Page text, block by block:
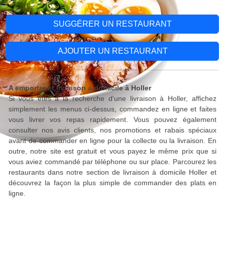
SUGGÉRER UN RESTAURANT
AJOUTER UN RESTAURANT
A emporter et livraison à domicile à Holler
Si vous êtes à la recherche d'une livraison à Holler, affichez
simplement les menus ci-dessus, commandez en ligne et faites
vous livrer vos repas rapidement. Vous pouvez également
consulter nos avis clients, nos promotions et rabais spéciaux
avant de commander en ligne pour la collecte ou la livraison. En
outre, notre site est gratuit et vous payez le même prix que si
vous aviez commandé par téléphone ou sur place. Parcourez les
restaurants dans notre section de livraison à domicile Holler et
découvrez la façon la plus simple de commander des plats en
ligne.